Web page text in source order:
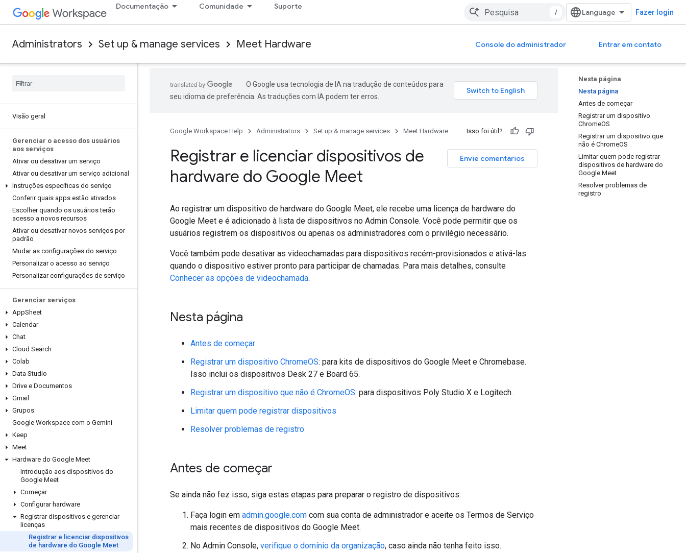
Documentação Comunidade Suporte
/ Fazer login
Administrators Set up & manage services Meet Hardware Console do administrador Entrar em contato
Visão geral
Gerenciar o acesso dos usuários
aos serviços
Ativar ou desativar um serviço
Ativar ou desativar um serviço adicional
Instruções específicas do serviço
Conferir quais apps estão ativados
Escolher quando os usuários terão
acesso a novos recursos
Ativar ou desativar novos serviços por
padrão
Mudar as configurações do serviço
Personalizar o acesso ao serviço
Personalizar configurações de serviço
Gerenciar serviços
AppSheet
Calendar
Chat
Cloud Search
Colab
Data Studio
Drive e Documentos
Gmail
Grupos
Google Workspace com o Gemini
Keep
Meet
Hardware do Google Meet
Introdução aos dispositivos do
Google Meet
Começar
Configurar hardware
Registrar dispositivos e gerenciar
licenças
Registrar e licenciar dispositivos
de hardware do Google Meet
Nesta página
Nesta página
Antes de começar
Registrar um dispositivo
ChromeOS
Registrar um dispositivo que
não é ChromeOS
Limitar quem pode registrar
dispositivos de hardware do
Google Meet
Resolver problemas de
registro
O Google usa tecnologia de IA na tradução de conteúdos para
seu idioma de preferência. As traduções com IA podem ter erros.
Google Workspace Help Administrators Set up & manage services Meet Hardware Isso foi útil?
Envie comentários
Registrar e licenciar dispositivos de
hardware do Google Meet
Ao registrar um dispositivo de hardware do Google Meet, ele recebe uma licença de hardware do
Google Meet e é adicionado à lista de dispositivos no Admin Console. Você pode permitir que os
usuários registrem os dispositivos ou apenas os administradores com o privilégio necessário.
Você também pode desativar as videochamadas para dispositivos recém-provisionados e ativá-las
quando o dispositivo estiver pronto para participar de chamadas. Para mais detalhes, consulte
Conhecer as opções de videochamada.
Nesta página
Antes de começar
Registrar um dispositivo ChromeOS: para kits de dispositivos do Google Meet e Chromebase.
Isso inclui os dispositivos Desk 27 e Board 65.
Registrar um dispositivo que não é ChromeOS: para dispositivos Poly Studio X e Logitech.
Limitar quem pode registrar dispositivos
Resolver problemas de registro
Antes de começar
Se ainda não fez isso, siga estas etapas para preparar o registro de dispositivos:
Faça login em admin.google.com com sua conta de administrador e aceite os Termos de Serviço
mais recentes de dispositivos do Google Meet.
No Admin Console, verifique o domínio da organização, caso ainda não tenha feito isso.